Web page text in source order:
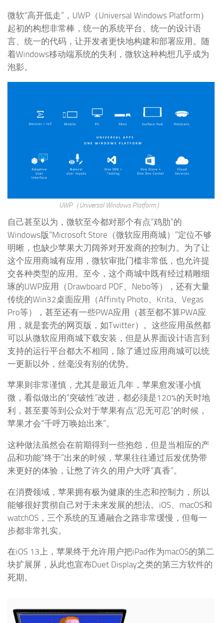
微软“高开低走”，UWP（Universal Windows Platform）
起初的构想非常棒，统一的系统平台、统一的设计语
言、统一的代码，让开发者更快地构建和部署应用。随
着Windows移动端系统的失利，微软这种构想几乎成为
泡影。
UWP（Universal Windows Platform）
自己甚至以为，微软至今都对那个有点“鸡肋”的
Windows版“Microsoft Store（微软应用商城）”定位不够
明晰，也缺少苹果大刀阔斧对开发商的控制力。为了让
这个应用商城有应用，微软审批门槛非常低，也允许提
交各种类型的应用。至今，这个商城中既有经过精雕细
琢的UWP应用（Drawboard PDF、Nebo等），还有大量
传统的Win32桌面应用（Affinity Photo、Krita、Vegas
Pro等），甚至还有一些PWA应用（甚至都不算PWA应
用，就是套壳的网页版，如Twitter）。这些应用虽然都
可以从微软应用商城下载安装，但是从界面设计语言到
支持的运行平台都大不相同，除了通过应用商城可以统
一更新以外，丝毫没有别的优势。
苹果则非常谨慎，尤其是最近几年，苹果愈发谨小慎
微，看似做出的“突破性”改进，都必须是120%的天时地
利，甚至要等到公众对于苹果有点“忍无可忍”的时候，
苹果才会“千呼万唤始出来”。
这种做法虽然会在前期得到一些抱怨，但是当相应的产
品和功能“终于”出来的时候，苹果往往通过后发优势带
来更好的体验，让憋了许久的用户大呼“真香”。
在消费领域，苹果拥有极为健康的生态和控制力，所以
能够很好贯彻自己对于未来发展的想法。iOS、macOS和
watchOS，三个系统的互通融合之路非常缓慢，但每一
步都非常扎实。
在iOS 13上，苹果终于允许用户把iPad作为macOS的第二
块扩展屏，从此也宣布Duet Display之类的第三方软件的
死期。